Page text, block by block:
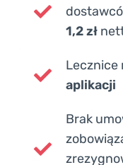
1,2 zł
Lecznice
aplikacji
Brak